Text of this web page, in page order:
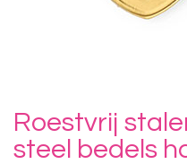
Roestvrij
steel bedels